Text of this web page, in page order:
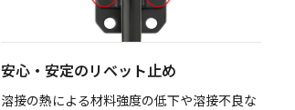
安心・安定のリベット止め
溶接の熱による材料強度の低下や溶接不良な